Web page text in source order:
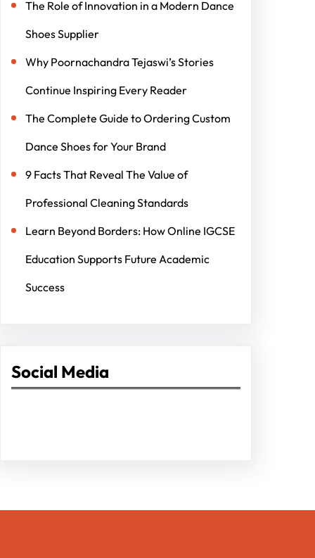
The Role of Innovation in a Modern Dance
Shoes Supplier
Why Poornachandra Tejaswi’s Stories
Continue Inspiring Every Reader
The Complete Guide to Ordering Custom
Dance Shoes for Your Brand
9 Facts That Reveal The Value of
Professional Cleaning Standards
Learn Beyond Borders: How Online IGCSE
Education Supports Future Academic
Success
Social Media